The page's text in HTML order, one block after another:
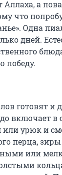
Аллаха, а
что
Одна
дней.
победу.
готовят и
включает в
урюк и
перца,
или